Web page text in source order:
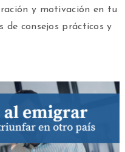
y motivación en tu
de consejos prácticos y